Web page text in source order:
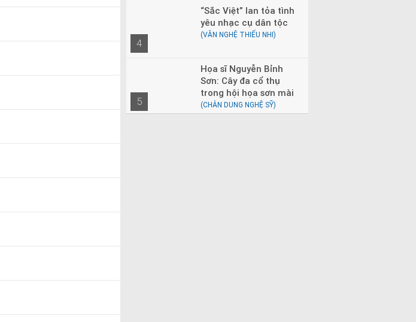
4
“Sắc Việt” lan tỏa tình
yêu nhạc cụ dân tộc
(VĂN NGHỆ THIẾU NHI)
5
Họa sĩ Nguyễn Bỉnh
Sơn: Cây đa cổ thụ
trong hội họa sơn mài
(CHÂN DUNG NGHỆ SỸ)